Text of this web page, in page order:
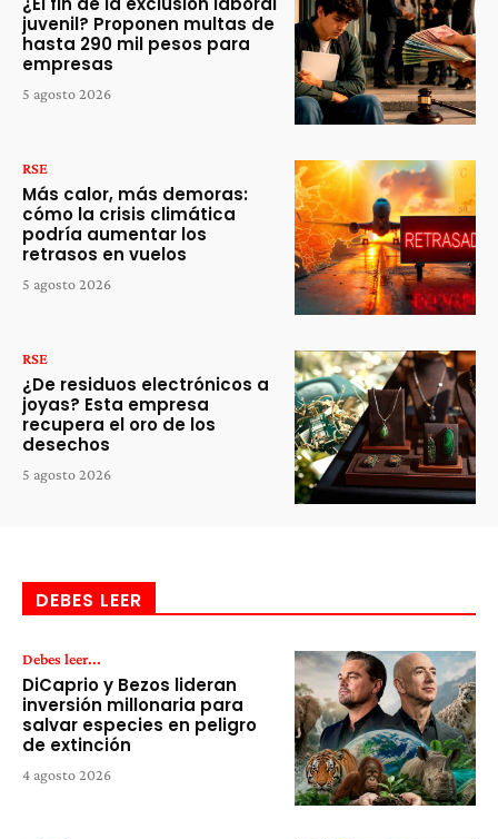
juvenil? Proponen multas de
hasta 290 mil pesos para
empresas
5 agosto 2026
RSE
Más calor, más demoras:
cómo la crisis climática
podría aumentar los
retrasos en vuelos
5 agosto 2026
RSE
¿De residuos electrónicos a
joyas? Esta empresa
recupera el oro de los
desechos
5 agosto 2026
DEBES LEER
Debes leer...
DiCaprio y Bezos lideran
inversión millonaria para
salvar especies en peligro
de extinción
4 agosto 2026